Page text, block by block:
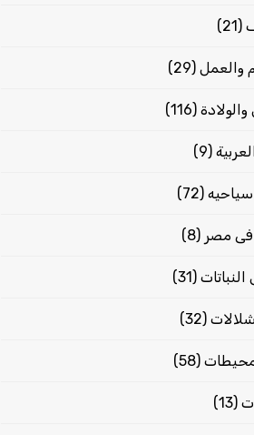
(21)
والعمل (29)
(116)
(9)
سياحيه (72)
فى مصر (8)
(31)
(32)
(58)
(13)